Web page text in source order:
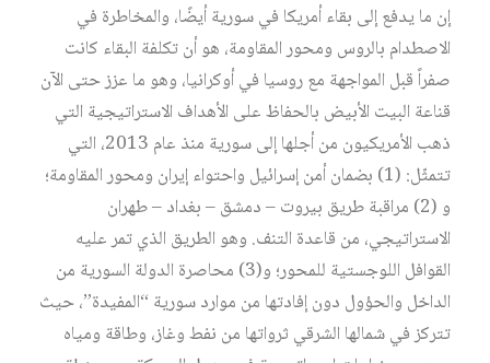
إن ما يدفع إلى بقاء أمريكا في سورية أيضًا، والمخاطرة في
الاصطدام بالروس ومحور المقاومة، هو أن تكلفة البقاء كانت
صفراً قبل المواجهة مع روسيا في أوكرانيا، وهو ما عزز حتى الآن
قناعة البيت الأبيض بالحفاظ على الأهداف الاستراتيجية التي
ذهب الأمريكيون من أجلها إلى سورية منذ عام 2013، التي
تتمثّل: (1) بضمان أمن إسرائيل واحتواء إيران ومحور المقاومة؛
و (2) مراقبة طريق بيروت – دمشق – بغداد – طهران
الاستراتيجي، من قاعدة التنف. وهو الطريق الذي تمر عليه
القوافل اللوجستية للمحور؛ و(3) محاصرة الدولة السورية من
الداخل والحؤول دون إفادتها من موارد سورية “المفيدة”، حيث
تتركز في شمالها الشرقي ثرواتها من نفط وغاز، وطاقة ومياه